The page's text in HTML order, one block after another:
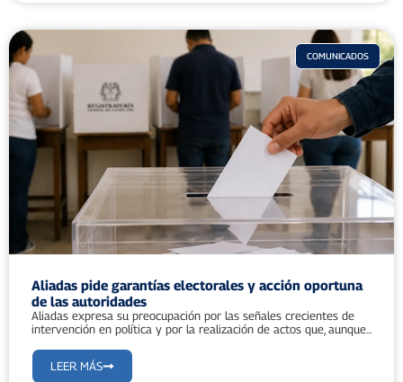
COMUNICADOS
Aliadas pide garantías electorales y acción oportuna
de las autoridades
Aliadas expresa su preocupación por las señales crecientes de
intervención en política y por la realización de actos que, aunque...
LEER MÁS